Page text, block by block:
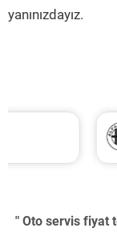
yanınızdayız.
Alfa
" Oto servis fiyat